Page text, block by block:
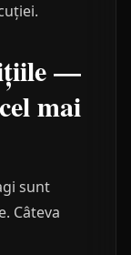
—
mai
sunt
Câteva